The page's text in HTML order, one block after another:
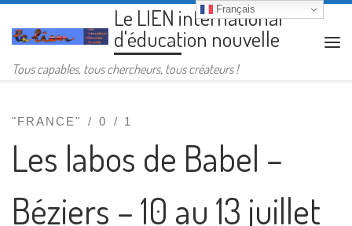
Passer au contenuLe LIEN international
d'éducation nouvelle
Tous capables, tous chercheurs, tous créateurs !
"FRANCE" 0 1
Les labos de Babel –
Béziers – 10 au 13 juillet
Français